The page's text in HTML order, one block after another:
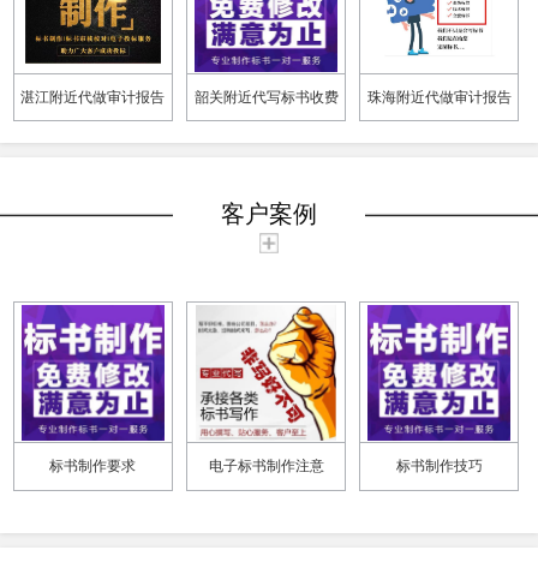
湛江附近代做审计报告
怎么收费 一对一服务
韶关附近代写标书收费
标准 满足客户需求
珠海附近代做审计报告
价格 投标书怎么做
客户案例
标书制作要求 电子标书制作注意 标书制作技巧